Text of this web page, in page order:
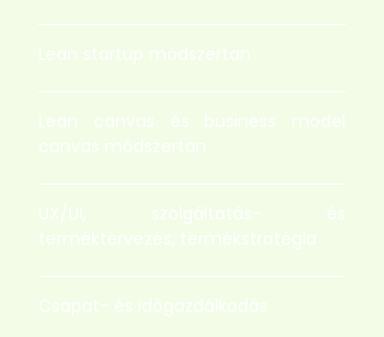
Lean startup módszertan
Lean canvas és business model
canvas módszertan
UX/UI, szolgáltatás- és
terméktervezés, termékstratégia
Csapat- és időgazdálkodás